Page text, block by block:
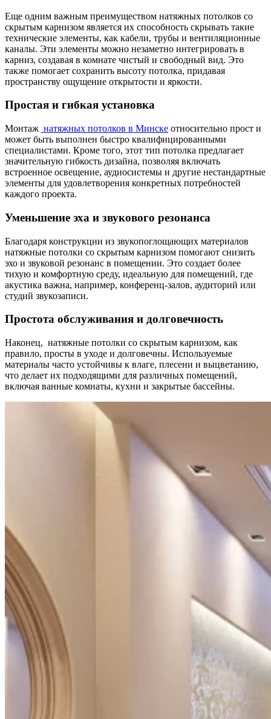
Еще одним важным преимуществом натяжных потолков со
скрытым карнизом является их способность скрывать такие
технические элементы, как кабели, трубы и вентиляционные
каналы. Эти элементы можно незаметно интегрировать в
карниз, создавая в комнате чистый и свободный вид. Это
также помогает сохранить высоту потолка, придавая
пространству ощущение открытости и яркости.
Простая и гибкая установка
Монтаж натяжных потолков в Минске относительно прост и
может быть выполнен быстро квалифицированными
специалистами. Кроме того, этот тип потолка предлагает
значительную гибкость дизайна, позволяя включать
встроенное освещение, аудиосистемы и другие нестандартные
элементы для удовлетворения конкретных потребностей
каждого проекта.
Уменьшение эха и звукового резонанса
Благодаря конструкции из звукопоглощающих материалов
натяжные потолки со скрытым карнизом помогают снизить
эхо и звуковой резонанс в помещении. Это создает более
тихую и комфортную среду, идеальную для помещений, где
акустика важна, например, конференц-залов, аудиторий или
студий звукозаписи.
Простота обслуживания и долговечность
Наконец, натяжные потолки со скрытым карнизом, как
правило, просты в уходе и долговечны. Используемые
материалы часто устойчивы к влаге, плесени и выцветанию,
что делает их подходящими для различных помещений,
включая ванные комнаты, кухни и закрытые бассейны.